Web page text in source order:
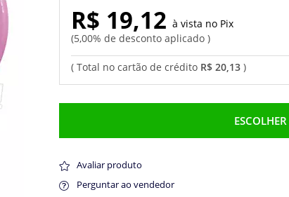
R$ 20,13
R$ 19,12
5,00% de desconto aplicado
Pix
Avaliar produto
Perguntar ao vendedor